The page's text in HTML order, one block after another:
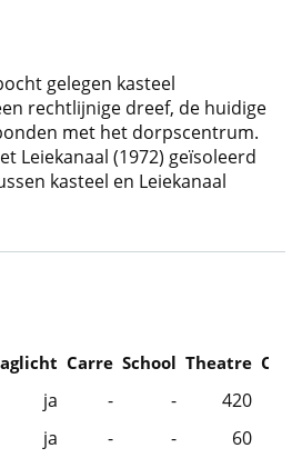
gelegen kasteel
rechtlijnige dreef, de huidige
met het dorpscentrum.
Leiekanaal (1972) geïsoleerd
kasteel en Leiekanaal
Carre School Theatre
ja - -
420
ja - -
60